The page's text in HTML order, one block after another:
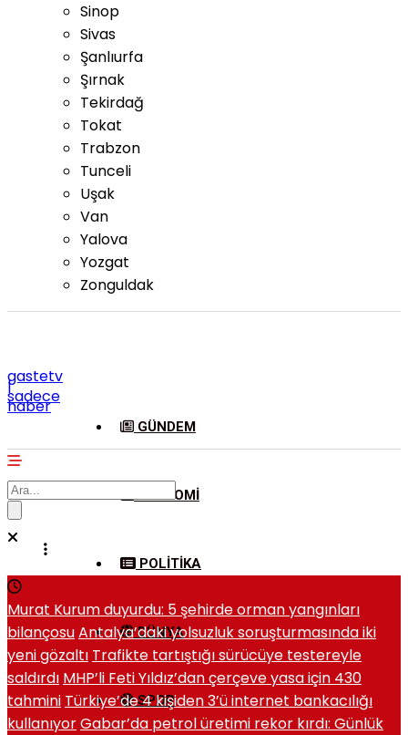
Sinop
Sivas
Şanlıurfa
Şırnak
Tekirdağ
Tokat
Trabzon
Tunceli
Uşak
Van
Yalova
Yozgat
Zonguldak
gastetv
|
sadece
haber
GÜNDEM
EKONOMI
POLITIKA
DÜNYA
SPOR
Murat Kurum duyurdu: 5 şehirde orman yangınları
bilançosuAntalya’daki yolsuzluk soruşturmasında iki
yeni gözaltı Trafikte tartıştığı sürücüye testereyle
saldırdı MHP’li Feti Yıldız’dan çerçeve yasa için 430
tahmini Türkiye’de 4 kişiden 3’ü internet bankacılığı
kullanıyorGabar’da petrol üretimi rekor kırdı: Günlük